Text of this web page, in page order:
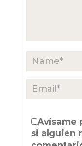
Avísame
si alguien